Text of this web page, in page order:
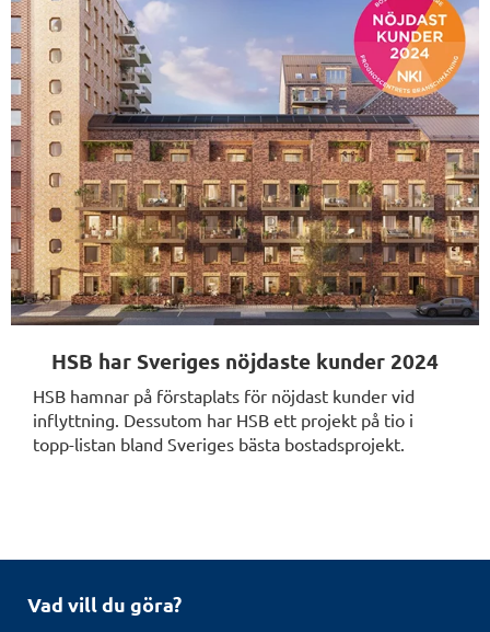
HSB har Sveriges nöjdaste kunder 2024
HSB hamnar på förstaplats för nöjdast kunder vid
inflyttning. Dessutom har HSB ett projekt på tio i
topp-listan bland Sveriges bästa bostadsprojekt.
Vad vill du göra?